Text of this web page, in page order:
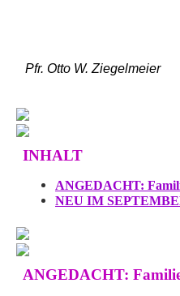
Pfr. Otto W. Ziegelmeier
INHALT
ANGEDACHT:
NEU IM
ANGEDACHT: